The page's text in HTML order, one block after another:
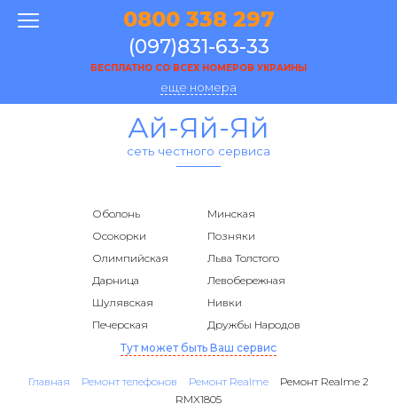
0800 338 297
(097)831-63-33
БЕСПЛАТНО СО ВСЕХ НОМЕРОВ УКРАИНЫ
еще номера
Ай-Яй-Яй
сеть честного сервиса
Оболонь
Минская
Осокорки
Позняки
Олимпийская
Льва Толстого
Дарница
Левобережная
Шулявская
Нивки
Печерская
Дружбы Народов
Тут может быть Ваш сервис
Главная Ремонт телефонов Ремонт Realme
Ремонт Realme 2
RMX1805